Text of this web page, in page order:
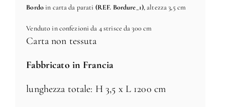
Bordoin carta da parati (REF. Bordure_1), altezza 3,5 cm
Venduto in confezioni da 4 strisce da 300 cm
Carta non tessuta
Fabbricato in Francia
lunghezza totale: H 3,5 x L 1200 cm